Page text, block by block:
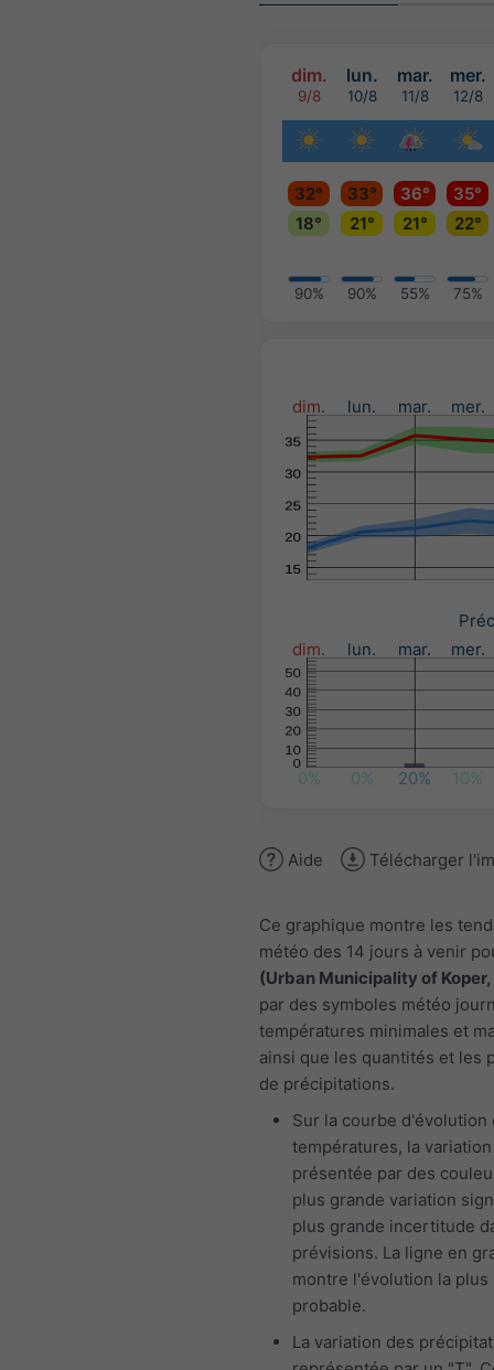
dim. lun. mar. mer.
9/8 10/8 11/8 12/8
32° 33° 36°
35°
18°
21° 21° 22°
90% 90% 55% 75%
dim. lun. mar. mer.
dim.
lun. mar. mer.
0% 0% 20% 10%
Aide Télécharger
Ce graphique montre les
météo des 14 jours à venir
(Urban Municipality of
par des symboles météo
températures minimales et
ainsi que les quantités et les
de précipitations.
Sur la courbe d'évolution
températures, la
présentée par des
plus grande variation
plus grande incertitude
prévisions. La ligne en
montre l'évolution la plus
probable.
La variation des